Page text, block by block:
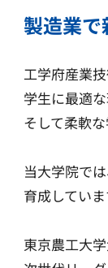
製造業
工学府産業
学生に最適
そして柔軟
当大学院で
育成していま
東京農工大